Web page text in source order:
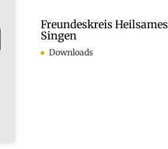
Freundeskreis Heilsames
Singen
Downloads